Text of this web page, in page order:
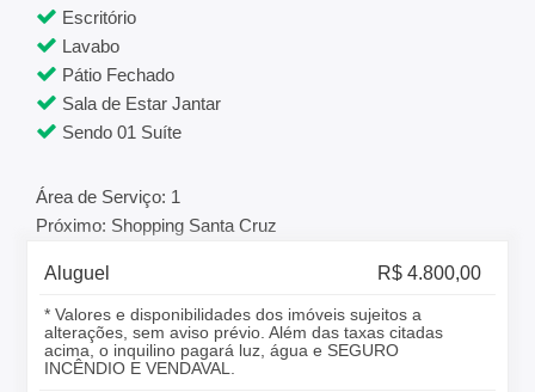
Escritório
Lavabo
Pátio Fechado
Sala de Estar Jantar
Sendo 01 Suíte
Área de Serviço: 1
Próximo: Shopping Santa Cruz
Aluguel R$ 4.800,00
* Valores e disponibilidades dos imóveis sujeitos a
alterações, sem aviso prévio. Além das taxas citadas
acima, o inquilino pagará luz, água e SEGURO
INCÊNDIO E VENDAVAL.